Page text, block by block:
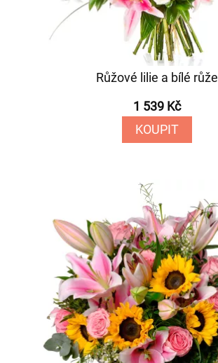
Růžové lilie a bílé růže
1 539 Kč
KOUPIT